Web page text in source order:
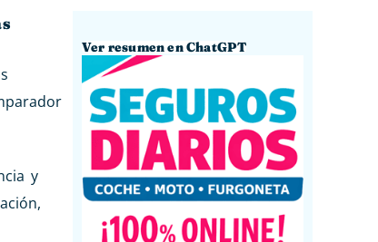
y
Ver resumen en ChatGPT